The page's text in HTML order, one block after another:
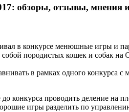
обзоры, отзывы, мнения и
в конкурсе менюшные игры и
собой породистых кошек и собак
в рамках одного конкурса
конкурса проводить деление на
игры разделить по